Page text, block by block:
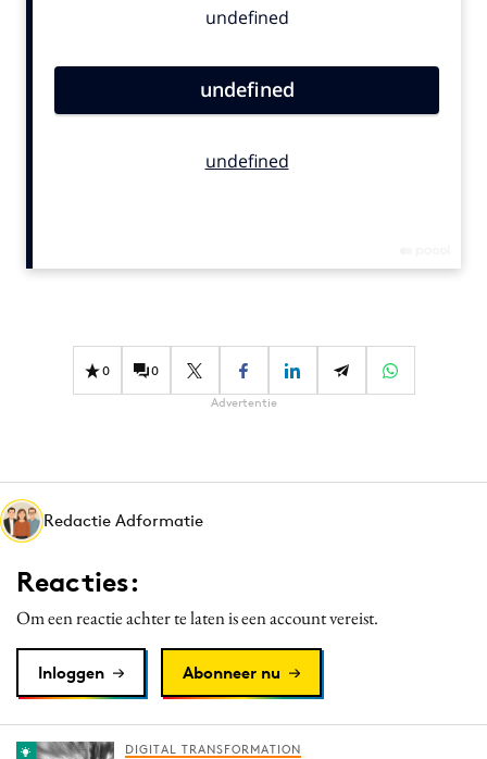
Contentmarketing
Effectiviteit
Gedragsverandering
Martech
Media
Merkstrategie
PR
Programmatic
Reputatie & crisis
0 0
Advertentie
Redactie Adformatie
Reacties:
Om een reactie achter te laten is een account vereist.
Inloggen Abonneer nu
DIGITAL TRANSFORMATION